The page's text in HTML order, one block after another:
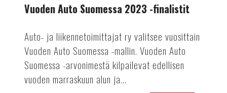
Vuoden Auto Suomessa 2023 -finalistit
Auto- ja liikennetoimittajat ry valitsee vuosittain
Vuoden Auto Suomessa -mallin. Vuoden Auto
Suomessa -arvonimestä kilpailevat edellisen
vuoden marraskuun alun ja...